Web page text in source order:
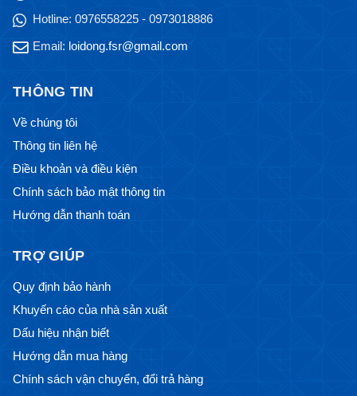
Hotline: 0976558225 - 0973018886
Email: loidong.fsr@gmail.com
THÔNG TIN
Về chúng tôi
Thông tin liên hệ
Điều khoản và điều kiện
Chính sách bảo mật thông tin
Hướng dẫn thanh toán
TRỢ GIÚP
Quy định bảo hành
Khuyến cáo của nhà sản xuất
Dấu hiệu nhận biết
Hướng dẫn mua hàng
Chính sách vận chuyển, đổi trả hàng